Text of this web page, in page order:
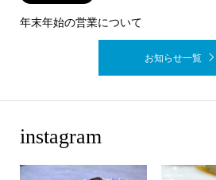
年末年始の営業について
お知らせ一覧
instagram